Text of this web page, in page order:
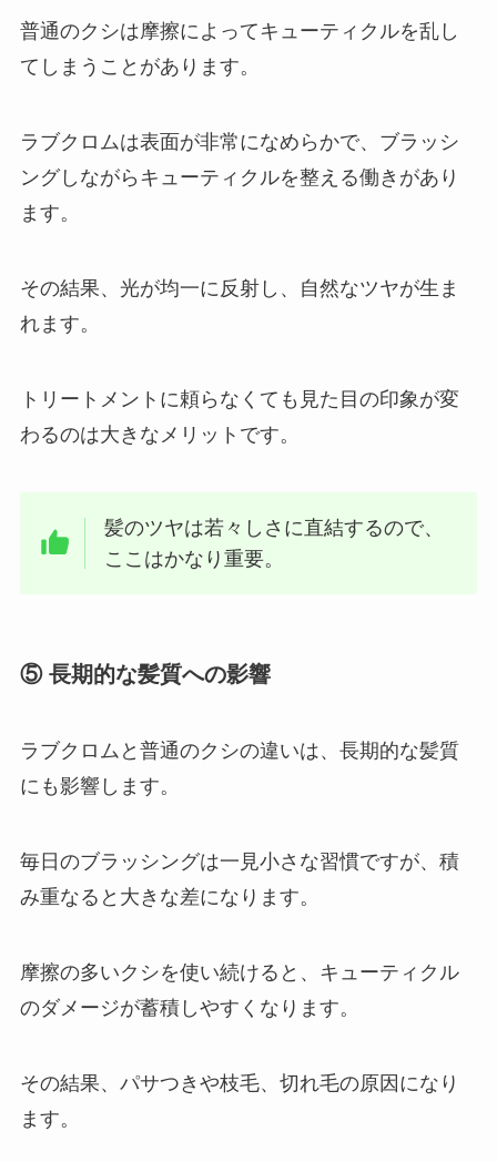
普通のクシは摩擦によってキューティクルを乱し
てしまうことがあります。
ラブクロムは表面が非常になめらかで、ブラッシ
ングしながらキューティクルを整える働きがあり
ます。
その結果、光が均一に反射し、自然なツヤが生ま
れます。
トリートメントに頼らなくても見た目の印象が変
わるのは大きなメリットです。
髪のツヤは若々しさに直結するので、
ここはかなり重要。
⑤ 長期的な髪質への影響
ラブクロムと普通のクシの違いは、長期的な髪質
にも影響します。
毎日のブラッシングは一見小さな習慣ですが、積
み重なると大きな差になります。
摩擦の多いクシを使い続けると、キューティクル
のダメージが蓄積しやすくなります。
その結果、パサつきや枝毛、切れ毛の原因になり
ます。